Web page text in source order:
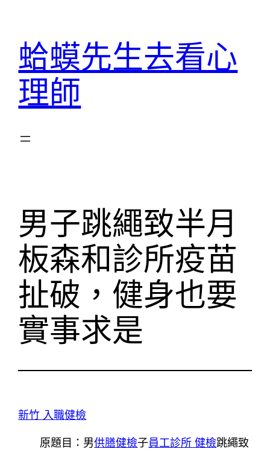
蛤蟆先生去看心
理師
男子跳繩致半月
板森和診所疫苗
扯破，健身也要
實事求是
新竹 入職健檢
原題目：男供膳健檢子員工診所 健檢跳繩致